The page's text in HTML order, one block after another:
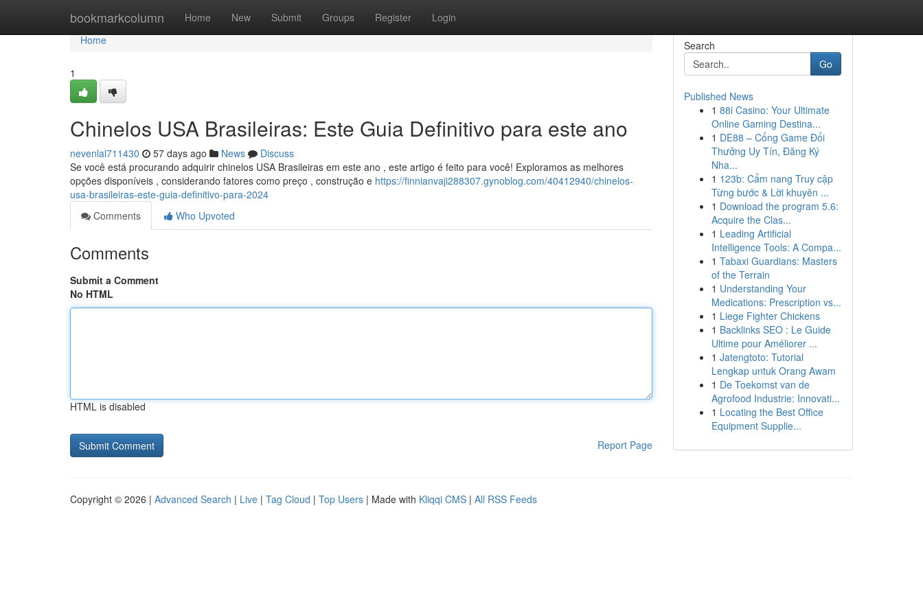
bookmarkcolumn Home New Submit Groups Register Login
Home
Home
1
Chinelos USA Brasileiras: Este Guia Definitivo para este ano
nevenlal711430 57 days ago News
Discuss
Se você está procurando adquirir chinelos USA Brasileiras em este ano , este artigo é feito para você! Exploramos as melhores
opções disponíveis , considerando fatores como preço , construção e https://finnianvaji288307.gynoblog.com/40412940/chinelos-
usa-brasileiras-este-guia-definitivo-para-2024
Comments
Who Upvoted
Comments
Submit a Comment
No HTML
HTML is disabled
Report Page
Search
Go
Published News
1 88i Casino: Your Ultimate
Online Gaming Destina...
1 DE88 – Cổng Game Đổi
Thưởng Uy Tín, Đăng Ký
Nha...
1 123b: Cẩm nang Truy cập
Từng bước & Lời khuyên ...
1 Download the program 5.6:
Acquire the Clas...
1 Leading Artificial
Intelligence Tools: A Compa...
1 Tabaxi Guardians: Masters
of the Terrain
1 Understanding Your
Medications: Prescription vs...
1 Liege Fighter Chickens
1 Backlinks SEO : Le Guide
Ultime pour Améliorer ...
1 Jatengtoto: Tutorial
Lengkap untuk Orang Awam
1 De Toekomst van de
Agrofood Industrie: Innovati...
1 Locating the Best Office
Equipment Supplie...
Copyright © 2026 | Advanced Search | Live | Tag Cloud | Top Users | Made with Kliqqi CMS | All RSS Feeds